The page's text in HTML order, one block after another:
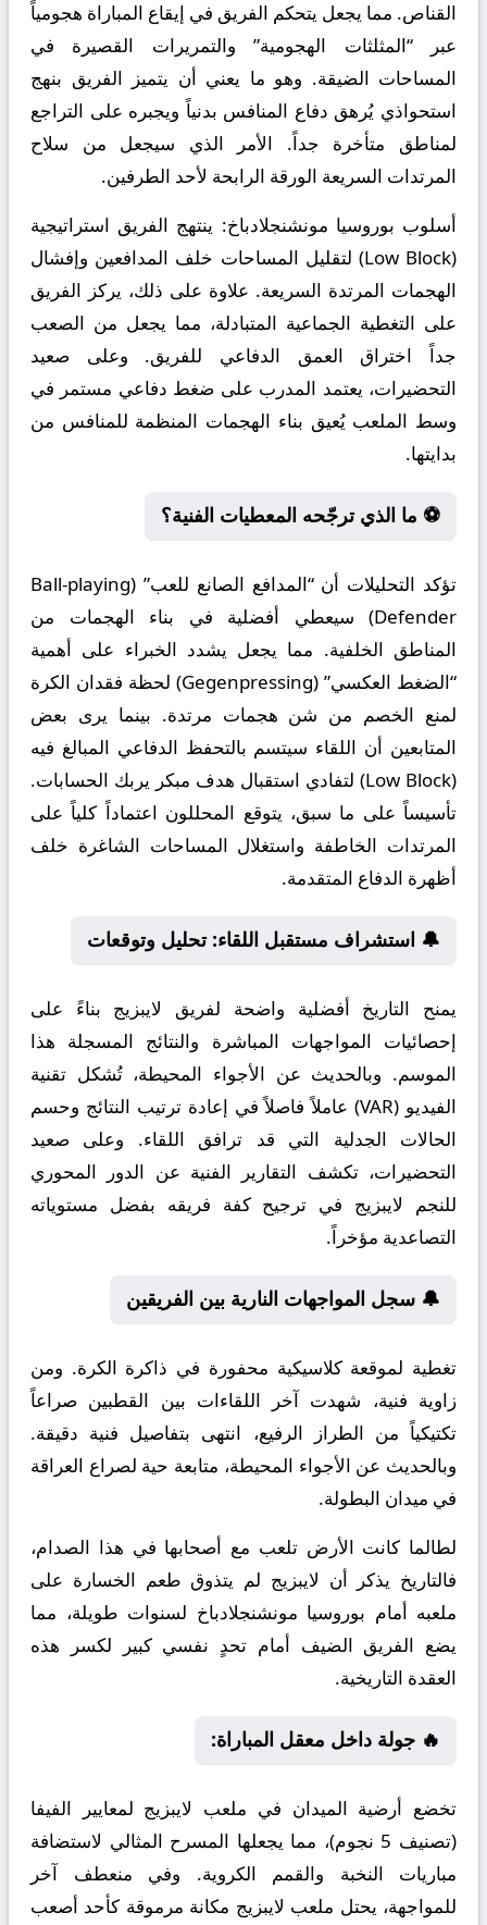
القناص. مما يجعل يتحكم الفريق في إيقاع المباراة هجومياً
عبر “المثلثات الهجومية” والتمريرات القصيرة في
المساحات الضيقة. وهو ما يعني أن يتميز الفريق بنهج
استحواذي يُرهق دفاع المنافس بدنياً ويجبره على التراجع
لمناطق متأخرة جداً. الأمر الذي سيجعل من سلاح
المرتدات السريعة الورقة الرابحة لأحد الطرفين.
أسلوب بوروسيا مونشنجلادباخ: ينتهج الفريق استراتيجية
(Low Block) لتقليل المساحات خلف المدافعين وإفشال
الهجمات المرتدة السريعة. علاوة على ذلك، يركز الفريق
على التغطية الجماعية المتبادلة، مما يجعل من الصعب
جداً اختراق العمق الدفاعي للفريق. وعلى صعيد
التحضيرات، يعتمد المدرب على ضغط دفاعي مستمر في
وسط الملعب يُعيق بناء الهجمات المنظمة للمنافس من
بدايتها.
⚽ ما الذي ترجّحه المعطيات الفنية؟
تؤكد التحليلات أن “المدافع الصانع للعب” (Ball-playing
Defender) سيعطي أفضلية في بناء الهجمات من
المناطق الخلفية. مما يجعل يشدد الخبراء على أهمية
“الضغط العكسي” (Gegenpressing) لحظة فقدان الكرة
لمنع الخصم من شن هجمات مرتدة. بينما يرى بعض
المتابعين أن اللقاء سيتسم بالتحفظ الدفاعي المبالغ فيه
(Low Block) لتفادي استقبال هدف مبكر يربك الحسابات.
تأسيساً على ما سبق، يتوقع المحللون اعتماداً كلياً على
المرتدات الخاطفة واستغلال المساحات الشاغرة خلف
أظهرة الدفاع المتقدمة.
🔔 استشراف مستقبل اللقاء: تحليل وتوقعات
يمنح التاريخ أفضلية واضحة لفريق لايبزيج بناءً على
إحصائيات المواجهات المباشرة والنتائج المسجلة هذا
الموسم. وبالحديث عن الأجواء المحيطة، تُشكل تقنية
الفيديو (VAR) عاملاً فاصلاً في إعادة ترتيب النتائج وحسم
الحالات الجدلية التي قد ترافق اللقاء. وعلى صعيد
التحضيرات، تكشف التقارير الفنية عن الدور المحوري
للنجم لايبزيج في ترجيح كفة فريقه بفضل مستوياته
التصاعدية مؤخراً.
🔔 سجل المواجهات النارية بين الفريقين
تغطية لموقعة كلاسيكية محفورة في ذاكرة الكرة. ومن
زاوية فنية، شهدت آخر اللقاءات بين القطبين صراعاً
تكتيكياً من الطراز الرفيع، انتهى بتفاصيل فنية دقيقة.
وبالحديث عن الأجواء المحيطة، متابعة حية لصراع العراقة
في ميدان البطولة.
لطالما كانت الأرض تلعب مع أصحابها في هذا الصدام،
فالتاريخ يذكر أن لايبزيج لم يتذوق طعم الخسارة على
ملعبه أمام بوروسيا مونشنجلادباخ لسنوات طويلة، مما
يضع الفريق الضيف أمام تحدٍ نفسي كبير لكسر هذه
العقدة التاريخية.
🔥 جولة داخل معقل المباراة:
تخضع أرضية الميدان في ملعب لايبزيج لمعايير الفيفا
(تصنيف 5 نجوم)، مما يجعلها المسرح المثالي لاستضافة
مباريات النخبة والقمم الكروية. وفي منعطف آخر
للمواجهة، يحتل ملعب لايبزيج مكانة مرموقة كأحد أصعب